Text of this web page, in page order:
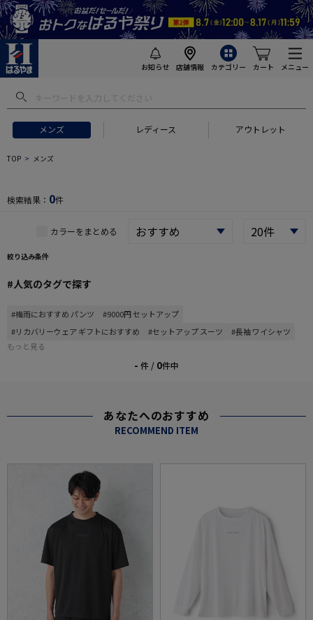
お知らせ 店舗情報 カテゴリー カート メニュー
メンズ レディース アウトレット
フトにおすすめ #セットアップ スーツ
TOP メンズ
検索結果： 0件
カラーをまとめる
絞り込み条件
#人気のタグで探す
#梅雨におすすめ パンツ
#9000円 セットアップ
#リカバリーウェア ギフトにおすすめ
#セットアップ スーツ
#長袖 ワイシャツ
もっと見る
- 件 / 0件中
あなたへのおすすめ
RECOMMEND ITEM